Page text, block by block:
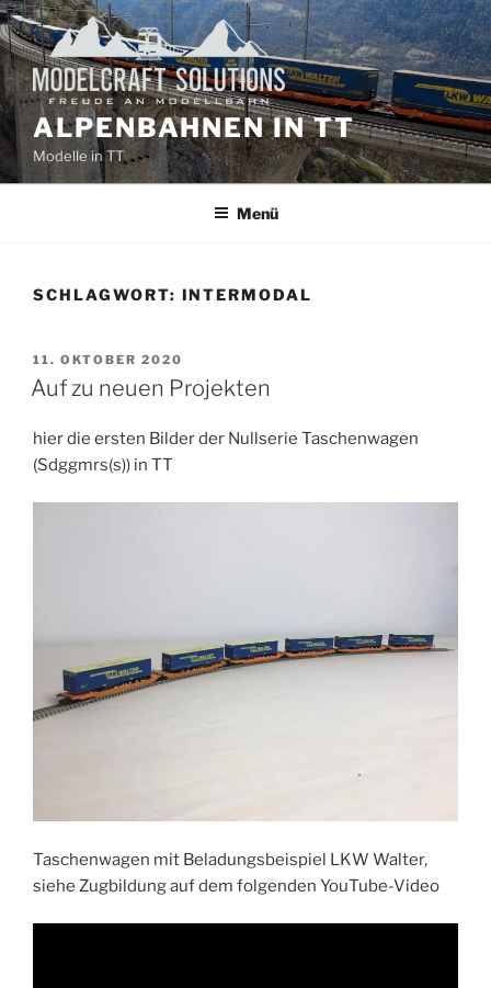
Zum
Inhalt
springen
ALPENBAHNEN IN TT
Modelle in TT
Menü
SCHLAGWORT: INTERMODAL
VERÖFFENTLICHT
AM
11. OKTOBER 2020
Auf zu neuen Projekten
hier die ersten Bilder der Nullserie Taschenwagen
(Sdggmrs(s)) in TT
Taschenwagen mit Beladungsbeispiel LKW Walter,
siehe Zugbildung auf dem folgenden YouTube-Video